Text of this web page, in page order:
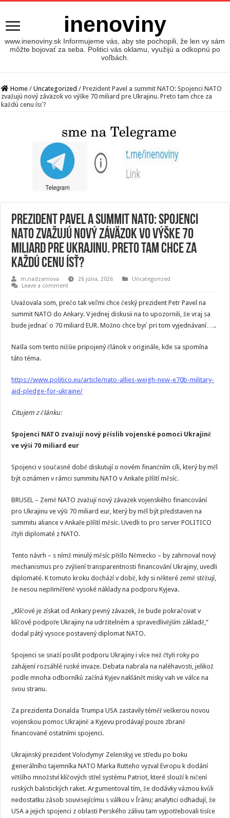
inenoviny
www.inenoviny.sk Informujeme vás, aby ste pochopili, že len vy sám
môžte bojovať za seba. Politici vás oklamu, využijú a odkopnú po
voľbách.
Home / Uncategorized / Prezident Pavel a summit NATO: Spojenci NATO
zvažujú nový záväzok vo výške 70 miliard pre Ukrajinu. Preto tam chce za
každú cenu ísť?
Prezident Pavel a summit NATO: Spojenci
NATO zvažujú nový záväzok vo výške 70
miliard pre Ukrajinu. Preto tam chce za
každú cenu ísť?
m.nadzamova 26 júna, 2026
Uncategorized
Leave a comment
Uvažovala som, prečo tak veľmi chce český prezident Petr Pavel na
summit NATO do Ankary. V jednej diskusii na to upozornili, že vraj sa
bude jednať o 70 miliard EUR. Možno chce byť pri tom vyjednávaní…..
Našla som tento nižšie pripojený článok v originále, kde sa spomína
táto téma.
https://www.politico.eu/article/nato-allies-weigh-new-e70b-military-
aid-pledge-for-ukraine/
Citujem z článku:
Spojenci NATO zvažují nový příslib vojenské pomoci Ukrajině
ve výši 70 miliard eur
Spojenci v současné době diskutují o novém finančním cíli, který by měl
být oznámen v rámci summitu NATO v Ankaře příští měsíc.
BRUSEL – Země NATO zvažují nový závazek vojenského financování
pro Ukrajinu ve výši 70 miliard eur, který by měl být představen na
summitu aliance v Ankaře příští měsíc. Uvedli to pro server POLITICO
čtyři diplomaté z NATO.
Tento návrh – s nímž minulý měsíc přišlo Německo – by zahrnoval nový
mechanismus pro zvýšení transparentnosti financování Ukrajiny, uvedli
diplomaté. K tomuto kroku dochází v době, kdy si některé země stěžují,
že nesou nepřiměřeně vysoké náklady na podporu Kyjeva.
„Klíčové je získat od Ankary pevný závazek, že bude pokračovat v
klíčové podpoře Ukrajiny na udržitelném a spravedlivějším základě,“
dodal pátý vysoce postavený diplomat NATO.
Spojenci se snaží posílit podporu Ukrajiny i více než čtyři roky po
zahájení rozsáhlé ruské invaze. Debata nabrala na naléhavosti, jelikož
podle mnoha odborníků začíná Kyjev naklánět misky vah ve válce na
svou stranu.
Za prezidenta Donalda Trumpa USA zastavily téměř veškerou novou
vojenskou pomoc Ukrajině a Kyjevu prodávají pouze zbraně
financované ostatními spojenci.
Ukrajinský prezident Volodymyr Zelenskyj ve středu po boku
generálního tajemníka NATO Marka Rutteho vyzval Evropu k dodání
většího množství klíčových střel systému Patriot, které slouží k ničení
ruských balistických raket. Argumentoval tím, že dodávky váznou kvůli
nedostatku zásob souvisejícímu s válkou v Íránu; analytici odhadují, že
USA a jejich spojenci z oblasti Perského zálivu tam vypotřebovali tisíce